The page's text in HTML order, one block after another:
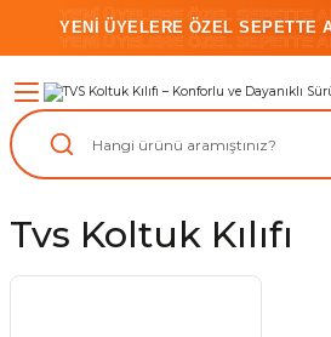
YENİ ÜYELERE ÖZEL SEPETTE
YENİ ÜYELERE ÖZEL SEPETTE
YENİ ÜYELERE ÖZEL SEPETTE
Tvs Koltuk Kılıfı